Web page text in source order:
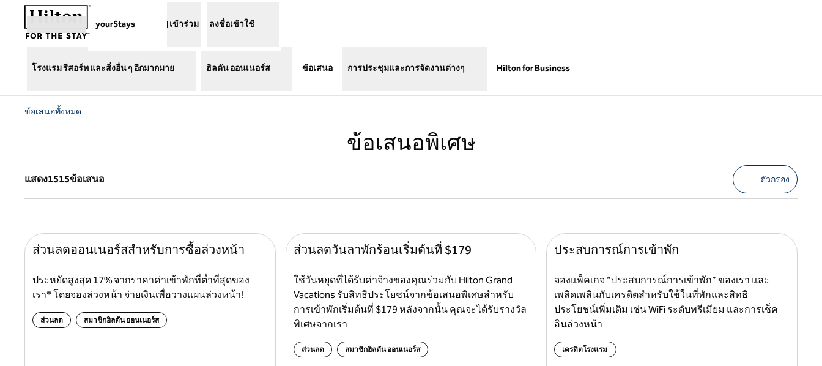
ข้ามไปที่เนื้อหา
yourStays เข้าร่วม ลงชื่อเข้าใช้
โรงแรม รีสอร์ท และสิ่งอื่น ๆ อีกมากมาย ฮิลตัน ออนเนอร์ส ข้อเสนอ การประชุมและการจัดงานต่างๆ Hilton for Business
ข้อเสนอทั้งหมด
ข้อเสนอพิเศษ
แสดง1515ข้อเสนอ ข้อเสนอ
ตัวกรอง ตัวกรอ
ส่วนลดออนเนอร์สสำหรับการซื้อล่วงหน้า
ประหยัดสูงสุด 17% จากราคาค่าเข้าพักที่ต่ำที่สุดของ
เรา* โดยจองล่วงหน้า จ่ายเงินเพื่อวางแผนล่วงหน้า!
ส่วนลด สมาชิกฮิลตัน ออนเนอร์ส
ส่วนลดวันลาพักร้อนเริ่มต้นที่ $179
ใช้วันหยุดที่ได้รับค่าจ้างของคุณร่วมกับ Hilton Grand
Vacations รับสิทธิประโยชน์จากข้อเสนอพิเศษสําหรับ
การเข้าพักเริ่มต้นที่ $179 หลังจากนั้น คุณจะได้รับรางวัล
พิเศษจากเรา
ส่วนลด สมาชิกฮิลตัน ออนเนอร์ส
ประสบการณ์การเข้าพัก
จองแพ็คเกจ “ประสบการณ์การเข้าพัก” ของเรา และ
เพลิดเพลินกับเครดิตสำหรับใช้ในที่พักและสิทธิ
ประโยชน์เพิ่มเติม เช่น WiFi ระดับพรีเมียม และการเช็ค
อินล่วงหน้า
เครดิตโรงแรม